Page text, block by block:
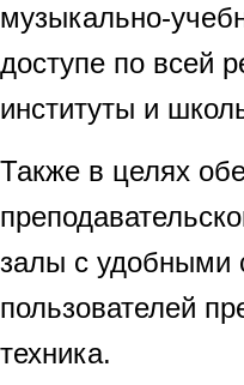
музыкально-
доступе по всей
институты и
Также в целях
залы с удобными
пользователей
техника.